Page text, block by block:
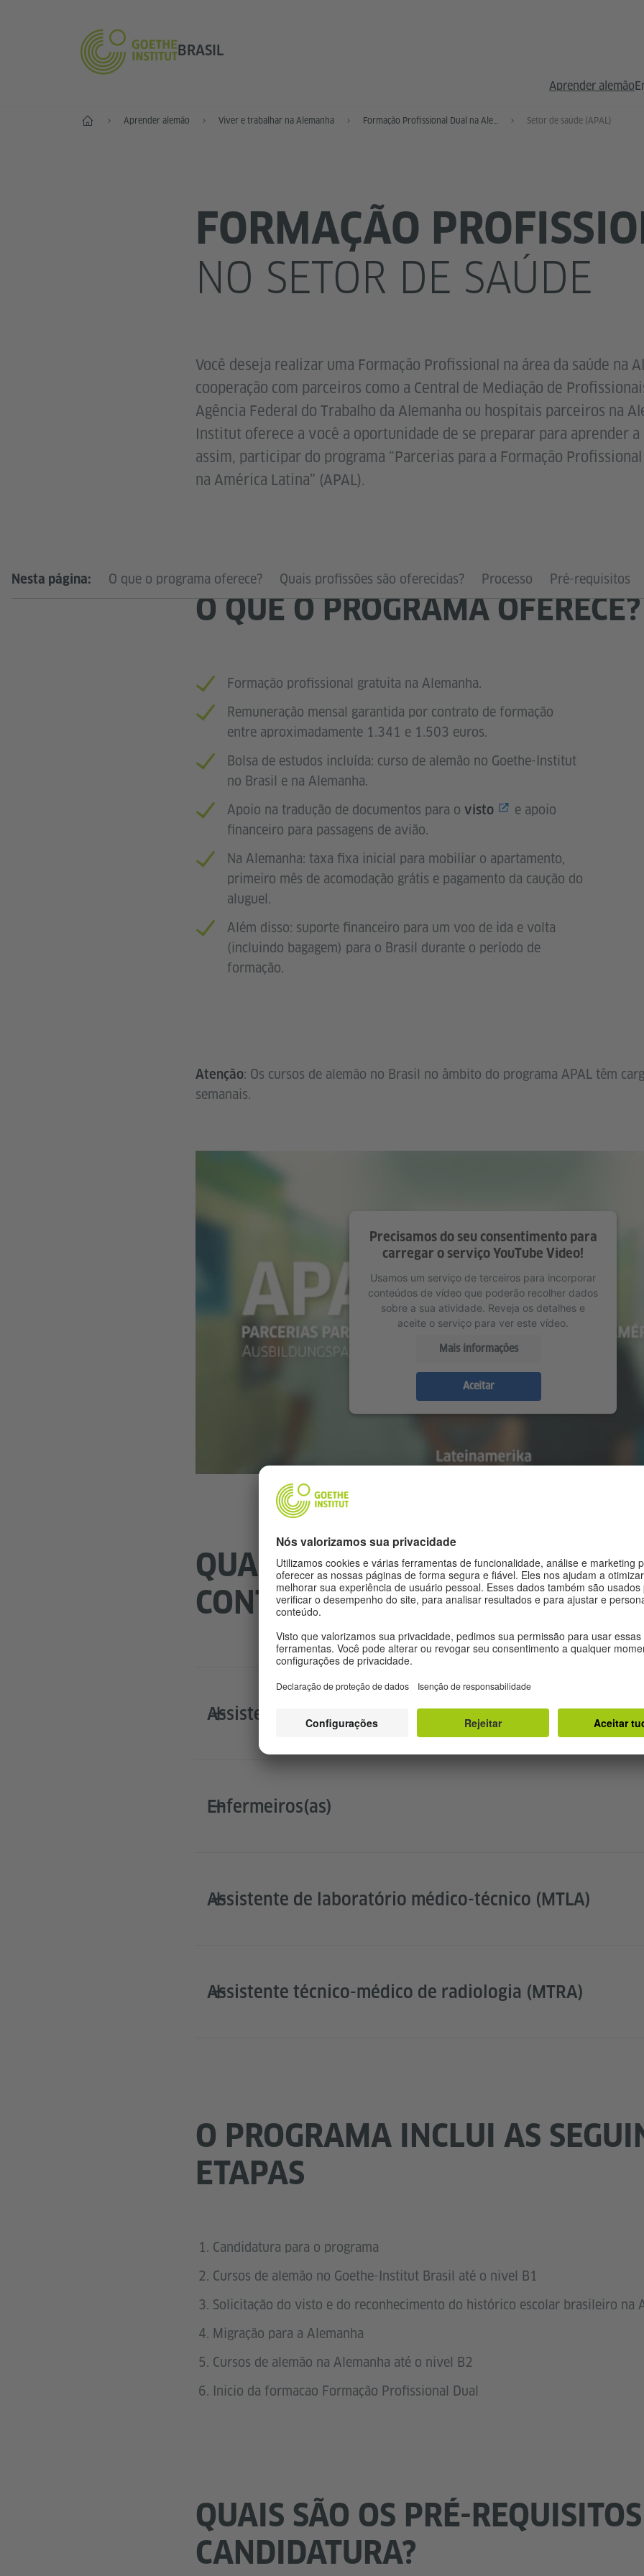
BRASIL
Aprender alemão
Principal Aprender alemão Viver e trabalhar na Alemanha Formação Profissional Dual na Alemanha Setor de saúde (APAL)
FORMAÇÃO
NO SETOR DE SAÚDE
Você deseja realizar uma Formação Profissional na área da saúde na
cooperação com parceiros como a Central de Mediação de
Agência Federal do Trabalho da Alemanha ou hospitais parceiros na
Institut oferece a você a oportunidade de se preparar para aprender a
assim, participar do programa “Parcerias para a Formação
na América Latina” (APAL).
Nesta página: O que o programa oferece? Quais profissões são oferecidas? Processo Pré-requisitos
O QUE O PROGRAMA OFERECE?
Formação profissional gratuita na Alemanha.
Remuneração mensal garantida por contrato de formação
entre aproximadamente 1.341 e 1.503 euros.
Bolsa de estudos incluída: curso de alemão no Goethe-Institut
no Brasil e na Alemanha.
Apoio na tradução de documentos para o visto
e apoio
financeiro para passagens de avião.
Na Alemanha: taxa fixa inicial para mobiliar o apartamento,
primeiro mês de acomodação grátis e pagamento da caução do
aluguel.
Além disso: suporte financeiro para um voo de ida e volta
(incluindo bagagem) para o Brasil durante o período de
formação.
Atenção: Os cursos de alemão no Brasil no âmbito do programa APAL têm
semanais.
Precisamos do seu consentimento para
carregar o serviço YouTube Video!
Usamos um serviço de terceiros para incorporar
conteúdos de vídeo que poderão recolher dados
sobre a sua atividade. Reveja os detalhes e
aceite o serviço para ver este vídeo.
Mais informações
Aceitar
QUAIS SÃO AS PROFISSÕES
CONTEMPLADAS NO
Assistente cirúrgico (OTA)
Enfermeiros(as)
Assistente de laboratório médico-técnico (MTLA)
Assistente técnico-médico de radiologia (MTRA)
O PROGRAMA INCLUI AS
ETAPAS
Candidatura para o programa
Cursos de alemão no Goethe-Institut Brasil até o nivel B1
Solicitação do visto e do reconhecimento do histórico escolar brasileiro na
Migração para a Alemanha
Cursos de alemão na Alemanha até o nivel B2
Inicio da formacao Formação Profissional Dual
QUAIS SÃO OS PRÉ-
CANDIDATURA?